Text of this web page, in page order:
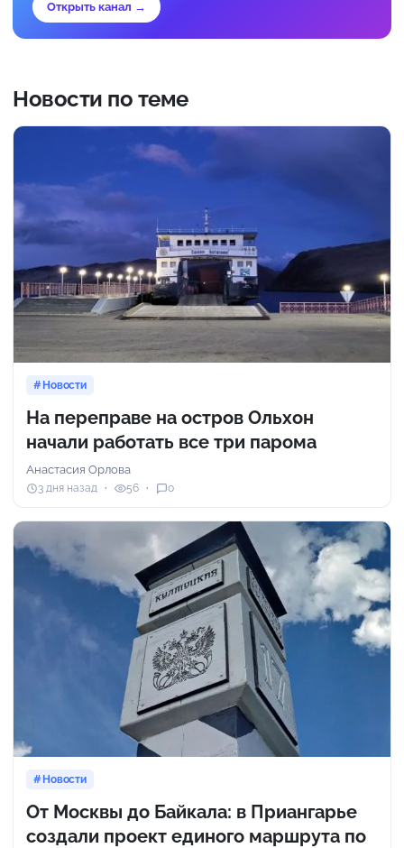
Открыть канал →
Новости по теме
Новости
На переправе на остров Ольхон
начали работать все три парома
Анастасия Орлова
3 дня назад 56 0
Новости
От Москвы до Байкала: в Приангарье
создали проект единого маршрута по